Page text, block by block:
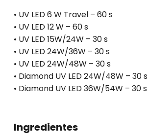
• UV LED 6 W Travel – 60 s
• UV LED 12 W – 60 s
• UV LED 15W/24W – 30 s
• UV LED 24W/36W – 30 s
• UV LED 24W/48W – 30 s
• Diamond UV LED 24W/48W – 30 s
• Diamond UV LED 36W/54W – 30 s
Ingredientes